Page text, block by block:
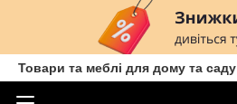
Товари та меблі для дому та саду